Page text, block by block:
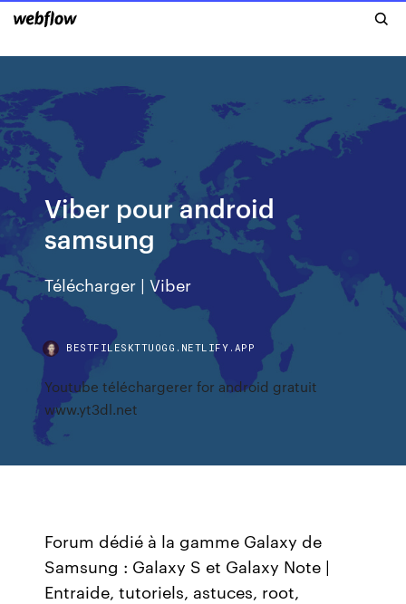
Viber pour android
samsung
Télécharger | Viber
BESTFILESKTTUOGG.NETLIFY.APP
Youtube téléchargerer for android gratuit
www.yt3dl.net
Forum dédié à la gamme Galaxy de
Samsung : Galaxy S et Galaxy Note |
Entraide, tutoriels, astuces, root,